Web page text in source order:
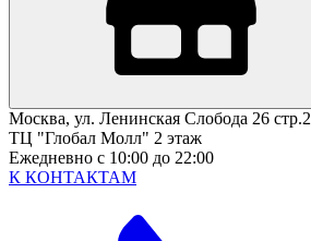
Москва, ул. Ленинская Слобода 26 стр.2
ТЦ "Глобал Молл" 2 этаж
Ежедневно с 10:00 до 22:00
К КОНТАКТАМ